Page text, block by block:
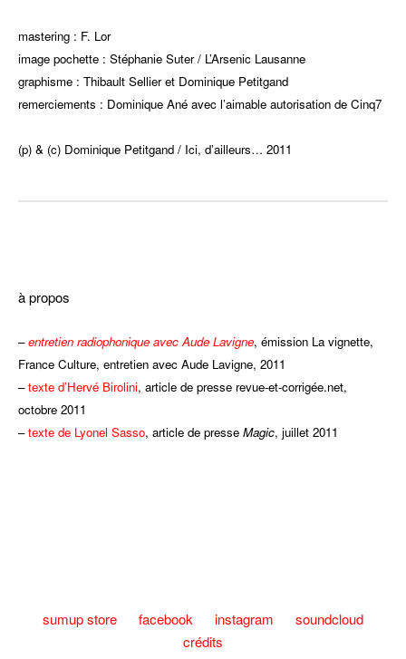
mastering : F. Lor
image pochette : Stéphanie Suter / L’Arsenic Lausanne
graphisme : Thibault Sellier et Dominique Petitgand
remerciements : Dominique Ané avec l’aimable autorisation de Cinq7
(p) & (c) Dominique Petitgand / Ici, d’ailleurs… 2011
à propos
–entretien radiophonique avec Aude Lavigne, émission La vignette,
France Culture, entretien avec Aude Lavigne, 2011
–texte d’Hervé Birolini, article de presse revue-et-corrigée.net,
octobre 2011
–texte de Lyonel Sasso, article de presse Magic, juillet 2011
sumup store facebook instagram
soundcloud
crédits